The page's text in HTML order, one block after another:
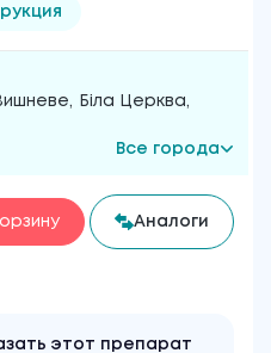
, Біла Церква,
Все города
Аналоги
этот препарат